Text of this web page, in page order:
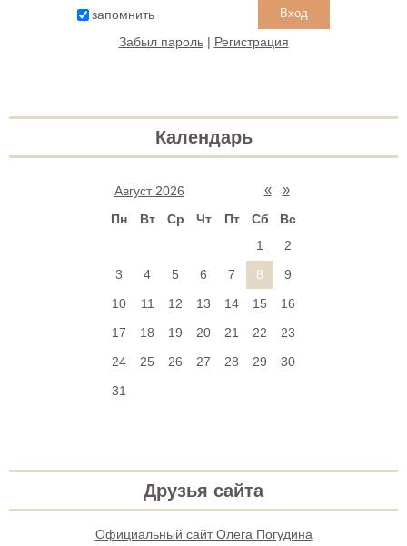
запомнить
Забыл пароль| Регистрация
Календарь
«
Август 2026 »
Пн Вт Ср Чт Пт Сб
Вс
1
2
3
4 5 6 7 8
9
10
11 12 13 14 15
16
17
18 19 20 21 22
23
24
25 26 27 28 29
30
31
Друзья сайта
Официальный сайт Олега Погудина